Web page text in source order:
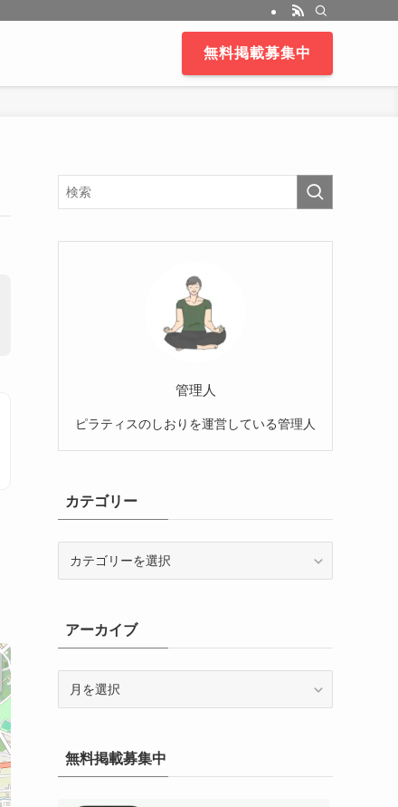
無料掲載募集中
管理人
ピラティスのしおりを運営している管理人
カテゴリー
ーアーカイブ
ブ無料掲載募集中